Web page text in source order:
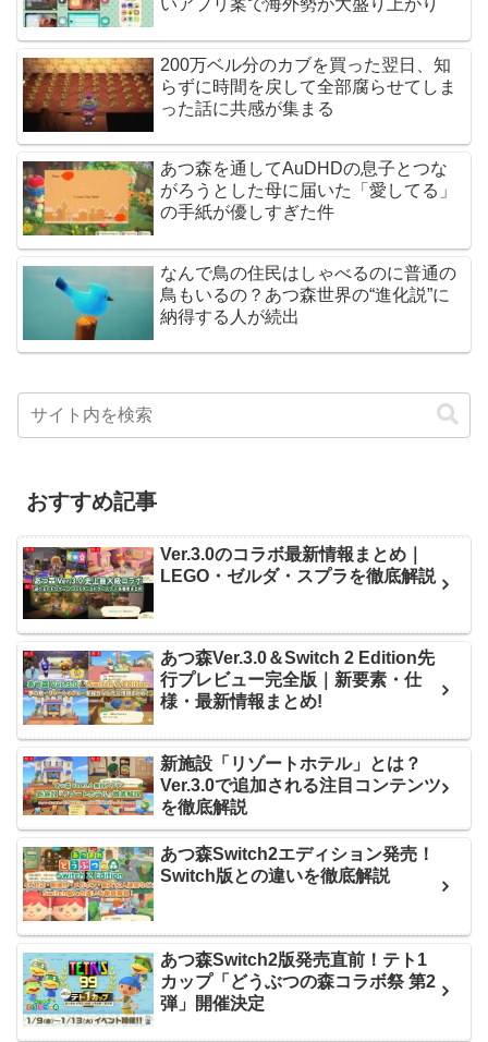
いアプリ案で海外勢が大盛り上がり
200万ベル分のカブを買った翌日、知
らずに時間を戻して全部腐らせてしま
った話に共感が集まる
あつ森を通してAuDHDの息子とつな
がろうとした母に届いた「愛してる」
の手紙が優しすぎた件
なんで鳥の住民はしゃべるのに普通の
鳥もいるの？あつ森世界の“進化説”に
納得する人が続出
おすすめ記事
Ver.3.0のコラボ最新情報まとめ｜
LEGO・ゼルダ・スプラを徹底解説
あつ森Ver.3.0＆Switch 2 Edition先
行プレビュー完全版｜新要素・仕
様・最新情報まとめ!
新施設「リゾートホテル」とは？
Ver.3.0で追加される注目コンテンツ
を徹底解説
あつ森Switch2エディション発売！
Switch版との違いを徹底解説
あつ森Switch2版発売直前！テト1
カップ「どうぶつの森コラボ祭 第2
弾」開催決定